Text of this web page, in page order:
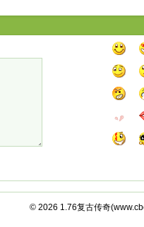
© 2026 1.76复古传奇(